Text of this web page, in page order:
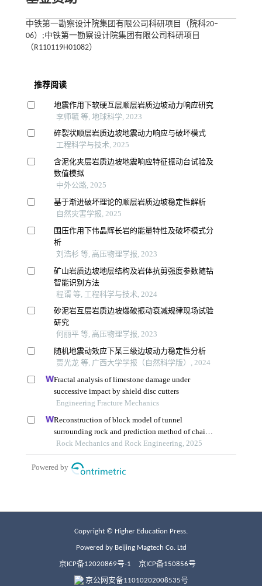
中铁第一勘察设计院集团有限公司科研项目（院科20–
06）;中铁第一勘察设计院集团有限公司科研项目
（R110119H01082）
Copyright © Higher Education Press.
Powered by Beijing Magtech Co. Ltd
京ICP备12020869号-1 京ICP备150856号
京公网安备11010202008535号